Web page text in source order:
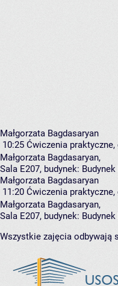
Małgorzata Bagdasaryan
10:25 Ćwiczenia praktyczne,
Małgorzata Bagdasaryan,
Sala E207, budynek: Budynek
Małgorzata Bagdasaryan
11:20 Ćwiczenia praktyczne,
Małgorzata Bagdasaryan,
Sala E207, budynek: Budynek
Wszystkie zajęcia odbywają